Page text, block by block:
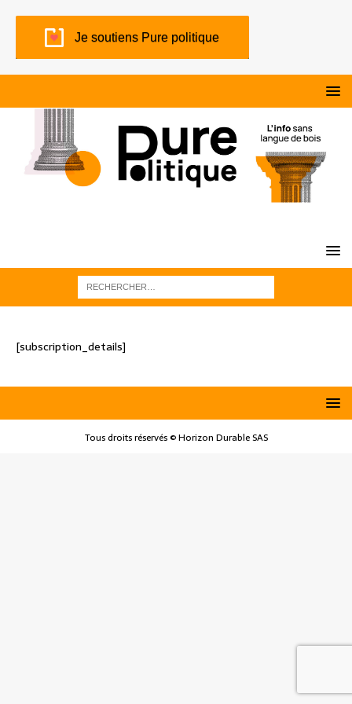
Je soutiens Pure politique
[subscription_details]
Tous droits réservés © Horizon Durable SAS